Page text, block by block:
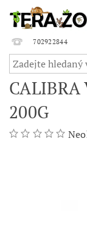
702922844
CALIBRA
200G